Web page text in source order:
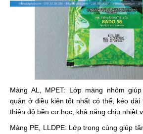
Màng AL, MPET: Lớp màng nhôm
quản ở điều kiện tốt nhất có thể, kéo
thiện độ bền cơ học, khả năng chịu nhiệt
Màng PE, LLDPE: Lớp trong cùng giúp